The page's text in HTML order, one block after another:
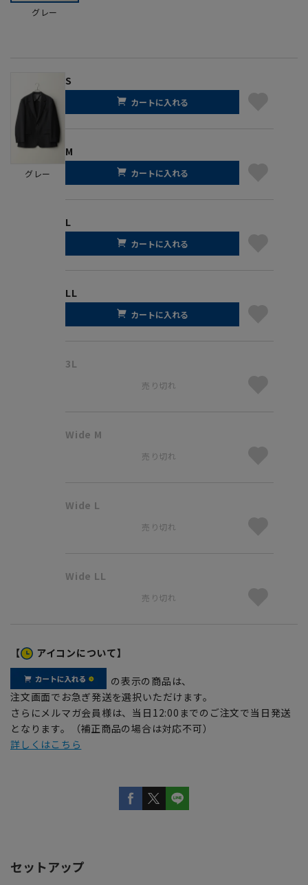
グレー
グレー
S
カートに入れる
M
カートに入れる
L
カートに入れる
LL
カートに入れる
3L
売り切れ
Wide M
売り切れ
Wide L
売り切れ
Wide LL
売り切れ
【 アイコンについて】
の表示の商品は、
注文画面でお急ぎ発送を選択いただけます。
さらにメルマガ会員様は、当日12:00までのご注文で当日発送
となります。（補正商品の場合は対応不可）
詳しくはこちら